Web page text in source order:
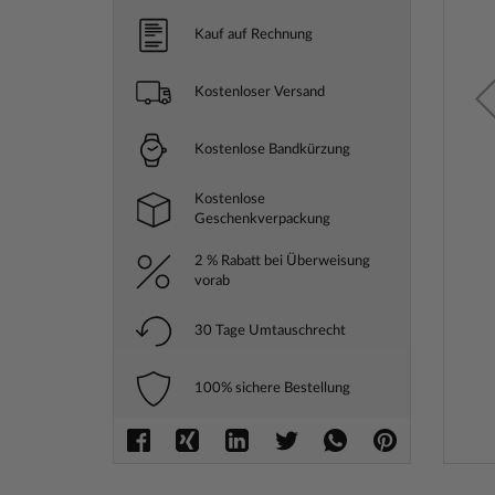
Kauf auf Rechnung
Kostenloser Versand
Kostenlose Bandkürzung
Kostenlose
Geschenkverpackung
2 % Rabatt bei Überweisung
vorab
30 Tage Umtauschrecht
100% sichere Bestellung